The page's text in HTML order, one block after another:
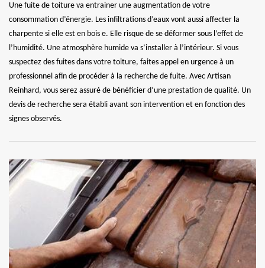
Une fuite de toiture va entrainer une augmentation de votre
consommation d’énergie. Les infiltrations d’eaux vont aussi affecter la
charpente si elle est en bois e. Elle risque de se déformer sous l’effet de
l’humidité. Une atmosphère humide va s’installer à l’intérieur. Si vous
suspectez des fuites dans votre toiture, faites appel en urgence à un
professionnel afin de procéder à la recherche de fuite. Avec Artisan
Reinhard, vous serez assuré de bénéficier d’une prestation de qualité. Un
devis de recherche sera établi avant son intervention et en fonction des
signes observés.